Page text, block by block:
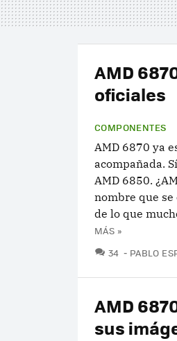
AMD
oficiales
COMPONENTES
AMD 6870 ya
acompañada.
AMD 6850.
nombre que
de lo que
MÁS »
34
PABLO
AMD
sus